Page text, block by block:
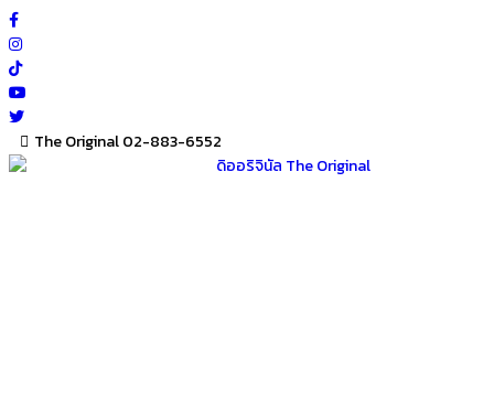
Skip
to
content
The Original 02-883-6552